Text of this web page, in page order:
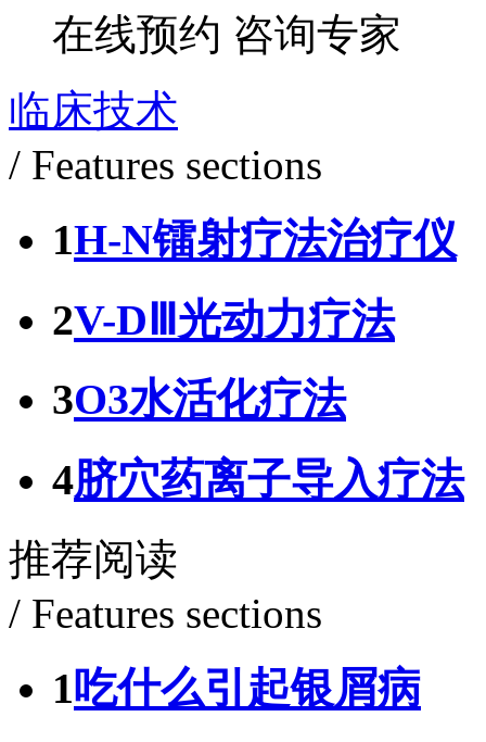
在线预约 咨询专家
临床技术
/ Features sections
1H-N镭射疗法治疗仪
2V-DⅢ光动力疗法
3O3水活化疗法
4脐穴药离子导入疗法
推荐阅读
/ Features sections
1吃什么引起银屑病